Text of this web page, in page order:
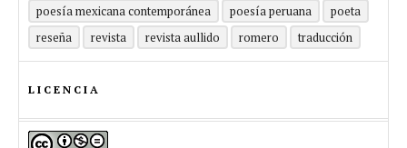
poesía mexicana contemporánea
poesía peruana
poeta
reseña
revista revista aullido romero traducción
LICENCIA